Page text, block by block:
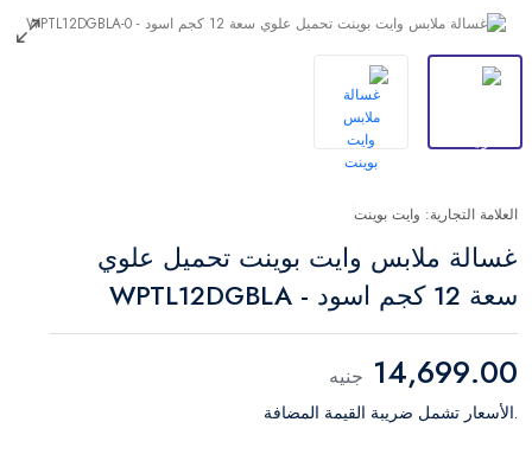
العلامة التجارية: وايت بوينت
غسالة ملابس وايت بوينت تحميل علوي
سعة 12 كجم اسود - WPTL12DGBLA
14,699.00 جنيه
.الأسعار تشمل ضريبة القيمة المضافة